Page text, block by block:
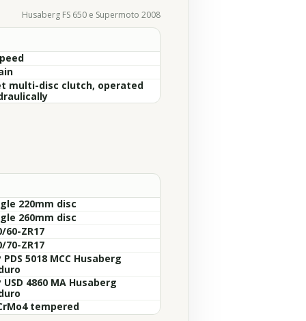
Husaberg FS 650 e Supermoto 2008
multi-disc clutch, operated
220mm disc
260mm disc
60-ZR17
70-ZR17
PDS 5018 MCC Husaberg
USD 4860 MA Husaberg
tempered